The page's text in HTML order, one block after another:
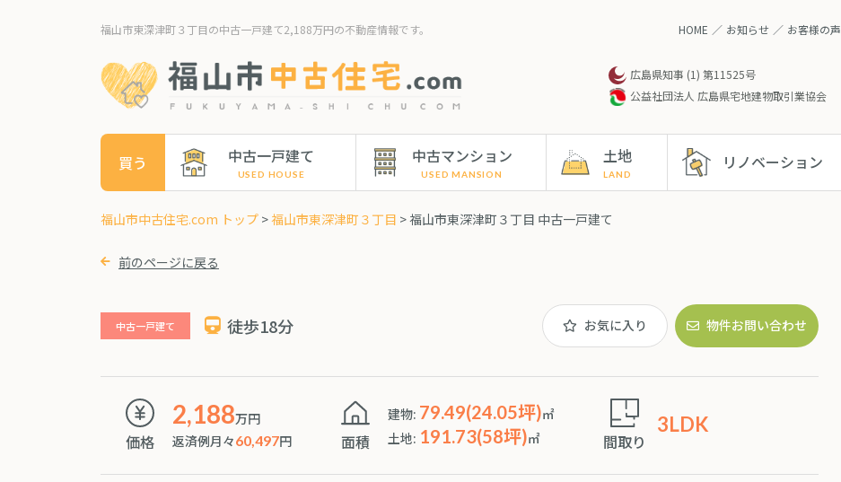
福山市東深津町３丁目の中古一戸建て2,188万円の不動産情報です。 HOME お知らせ お客様の声
広島県知事 (1) 第11525号
公益社団法人 広島県宅地建物取引業協会
買う 中古一戸建て 中古マンション 土地 リノベーション
福山市中古住宅.com トップ >福山市東深津町３丁目 > 福山市東深津町３丁目 中古一戸建て
前のページに戻る
中古一戸建て 徒歩18分 お気に入り 物件お問い合わせ
価格
2,188万円
返済例月々60,497円 面積
建物: 79.49(24.05坪)㎡
土地: 191.73(58坪)㎡ 間取り
3LDK